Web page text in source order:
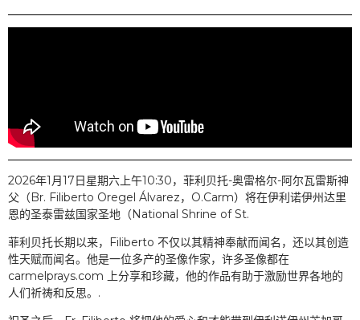
2026年1月17日星期六上午10:30，菲利贝托-奥雷格尔-阿尔瓦雷斯神
父（Br. Filiberto Oregel Álvarez，O.Carm）将在伊利诺伊州达里
恩的圣泰雷兹国家圣地（National Shrine of St.
菲利贝托长期以来，Filiberto 不仅以其精神奉献而闻名，还以其创造
性天赋而闻名。他是一位多产的圣像作家，许多圣像都在
carmelprays.com 上分享和珍藏，他的作品有助于激励世界各地的
人们祈祷和反思。.